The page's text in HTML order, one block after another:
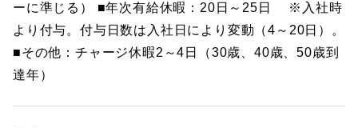
ーに準じる） ■年次有給休暇：20日～25日 ※入社時
より付与。付与日数は入社日により変動（4～20日）。
■その他：チャージ休暇2～4日（30歳、40歳、50歳到
達年）